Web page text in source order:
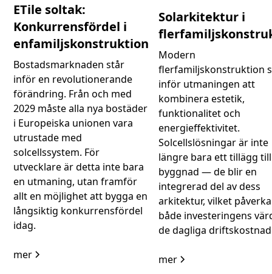
ETile soltak:
Konkurrensfördel i
enfamiljskonstruktion
Bostadsmarknaden står
inför en revolutionerande
förändring. Från och med
2029 måste alla nya bostäder
i Europeiska unionen vara
utrustade med
solcellssystem. För
utvecklare är detta inte bara
en utmaning, utan framför
allt en möjlighet att bygga en
långsiktig konkurrensfördel
idag.
mer
Solarkitektur i
Modern
flerfamiljskonstruktion
inför utmaningen att
kombinera estetik,
funktionalitet och
energieffektivitet.
Solcellslösningar är inte
längre bara ett tillägg
byggnad — de blir en
integrerad del av dess
arkitektur, vilket
både investeringens
de dagliga
mer